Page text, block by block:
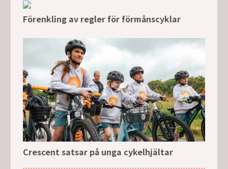
Förenkling av regler för förmånscyklar
Crescent satsar på unga cykelhjältar